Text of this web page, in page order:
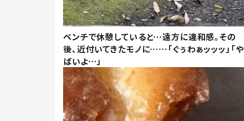
ベンチで休憩していると…遠方に違和感。その
後、近付いてきたモノに……「ぐぅわぁッッッ」「や
ばいよ…」